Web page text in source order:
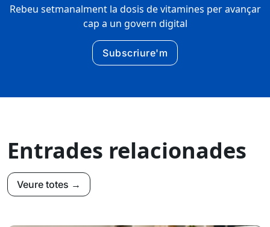
Rebeu setmanalment la dosis de vitamines per avançar
cap a un govern digital
Subscriure'm
Entrades relacionades
Veure totes →